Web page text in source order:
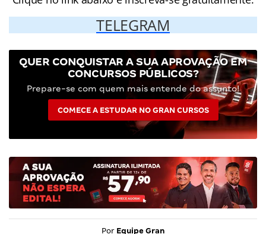
TELEGRAM
QUER CONQUISTAR A SUA APROVAÇÃO EM
CONCURSOS PÚBLICOS?
Prepare-se com quem mais entende do assunto!
COMECE A ESTUDAR NO GRAN CURSOS
Por Equipe Gran